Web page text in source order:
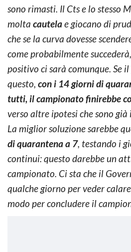
sono rimasti. Il Cts e lo stesso
molta cautelae giocano di
che se la curva dovesse
come probabilmente
positivo ci sarà comunque. Se
questo, con i 14 giorni di
tutti, il campionato finirebbe
verso altre ipotesi che sono già
La miglior soluzione sarebbe
di quarantena a 7, testando i
continui: questo darebbe un
campionato. Ci sta che il
qualche giorno per veder
modo per concludere il